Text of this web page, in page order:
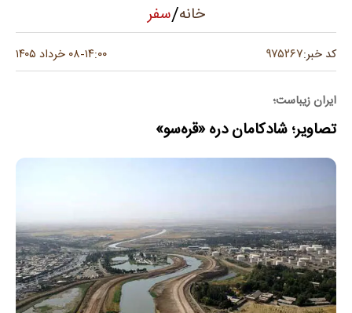
خانه/سفر
کد خبر:۹۷۵۲۶۷ ۱۴:۰۰-۰۸ خرداد ۱۴۰۵
ایران زیباست؛
تصاویر؛ شادکامان دره «قره‌سو»